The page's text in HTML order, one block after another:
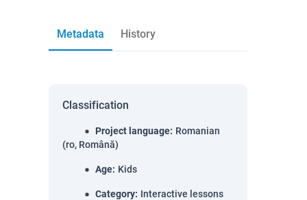
Metadata History
Classification
Project language: Romanian
(ro, Română)
Age: Kids
Category: Interactive lessons